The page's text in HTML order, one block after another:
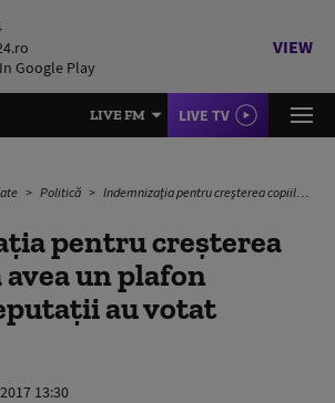
In Google Play
VIEW
LIVE FM LIVE TV
Politică Indemnizația pentru creșterea copiilor va avea un plafon maxim. Deputații au votat favorabil
pentru creșterea
un plafon
au votat
13:30